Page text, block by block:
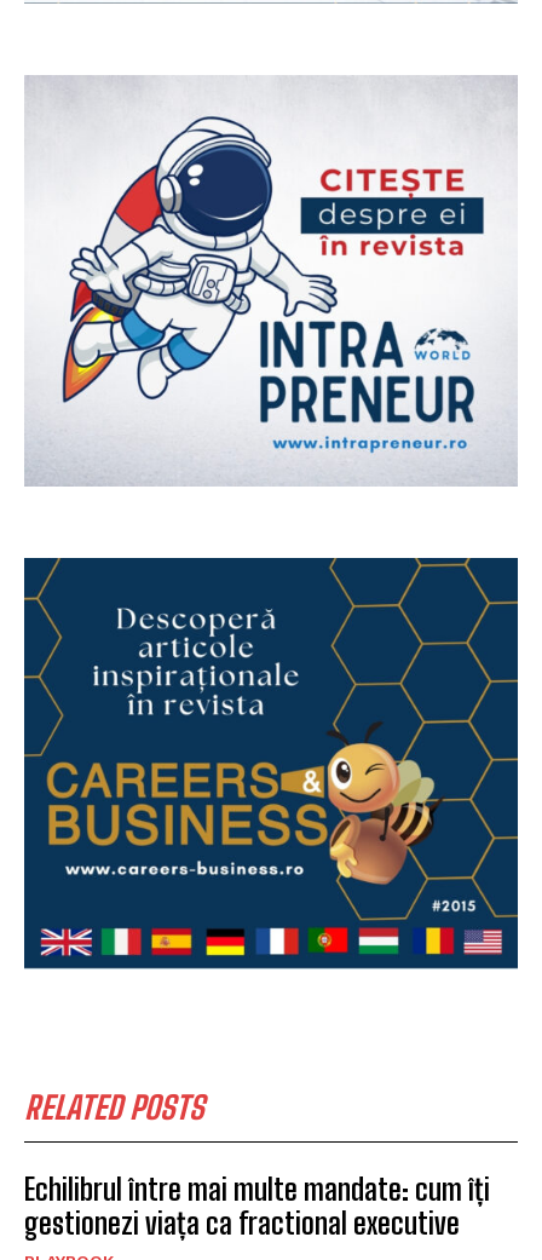
RELATED POSTS
Echilibrul între mai multe mandate: cum îți
gestionezi viața ca fractional executive